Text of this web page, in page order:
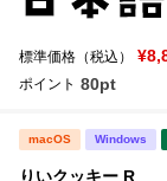
標準価格（税込）
ポイント 80pt
macOS Windows
りいクッキー R